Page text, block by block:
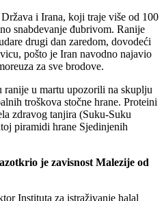
i Irana, koji traje više od 100
snabdevanje đubrivom. Ranije
drugi dan zaredom, dovodeći
pošto je Iran navodno najavio
za sve brodove.
u martu upozorili na skuplju
troškova stočne hrane. Proteini
zdravog tanjira (Suku-Suku
piramidi hrane Sjedinjenih
je zavisnost Malezije od
Instituta za istraživanje halal